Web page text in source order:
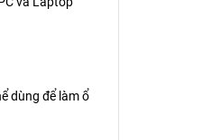
dùng để làm ổ